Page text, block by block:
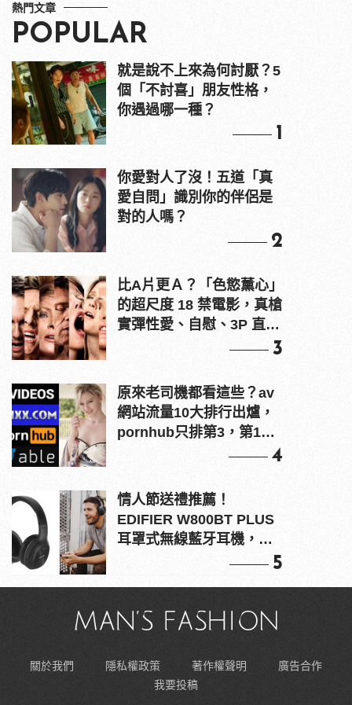
熱門文章
POPULAR
就是說不上來為何討厭？5
個「不討喜」朋友性格，
你遇過哪一種？
1
你愛對人了沒！五道「真
愛自問」識別你的伴侶是
對的人嗎？
2
比A片更Ａ？「色慾薰心」
的超尺度 18 禁電影，真槍
實彈性愛、自慰、3P 直接
3
原來老司機都看這些？av
網站流量10大排行出爐，
pornhub只排第3，第1名
4
情人節送禮推薦！
EDIFIER W800BT PLUS
耳罩式無線藍牙耳機，在
5
關於我們 隱私權政策 著作權聲明
廣告合作
我要投稿